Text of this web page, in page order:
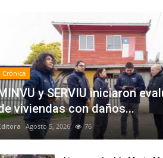
Crónica
y SERVIU iniciaron
viviendas con daños...
Agosto 5, 2026 76